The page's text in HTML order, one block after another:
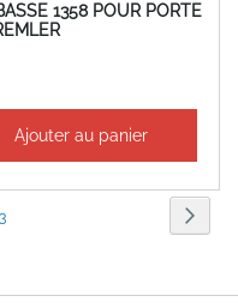
1358 POUR PORTE
Ajouter au panier
Page
3